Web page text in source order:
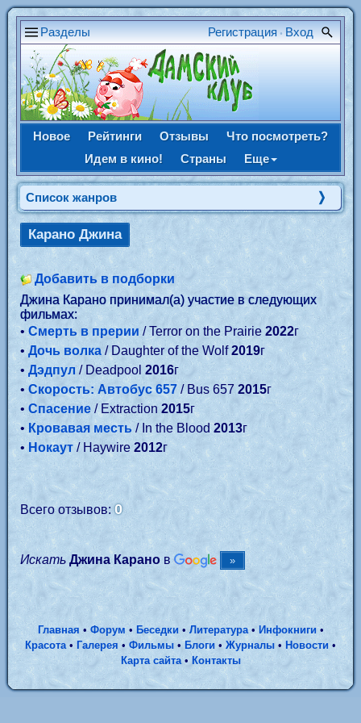
Разделы Регистрация • Вход
Новое Рейтинги Отзывы
Что посмотреть?
Идем в кино!
Страны Еще
Список жанров
Карано Джина
Добавить в подборки
Джина Карано принимал(а) участие в следующих
фильмах:
•Смерть в прерии / Terror on the Prairie2022г
• Дочь волка / Daughter of the Wolf2019г
• Дэдпул/ Deadpool 2016г
• Скорость: Автобус 657 / Bus 657 2015г
• Спасение / Extraction 2015г
• Кровавая месть / In the Blood2013г
• Нокаут/ Haywire 2012г
Всего отзывов:0
Искать Джина Карано в
Главная •Форум•Беседки• Литература• Инфокниги•
Красота• Галерея • Фильмы •Блоги • Журналы • Новости •
Карта сайта• Контакты